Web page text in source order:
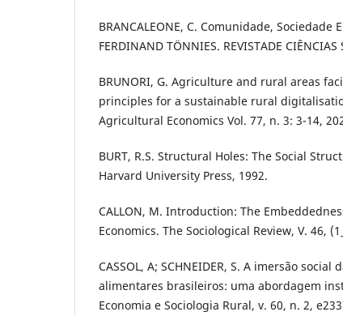
BRANCALEONE, C. Comunidade,
FERDINAND TÖNNIES. REVISTADE
BRUNORI, G. Agriculture and rural areas
principles for a sustainable rural
Agricultural Economics Vol. 77, n. 3: 3-14,
BURT, R.S. Structural Holes: The Social
Harvard University Press, 1992.
CALLON, M. Introduction: The
Economics. The Sociological Review, V. 46,
CASSOL, A; SCHNEIDER, S. A imersão
alimentares brasileiros: uma abordagem
Economia e Sociologia Rural, v. 60, n. 2,